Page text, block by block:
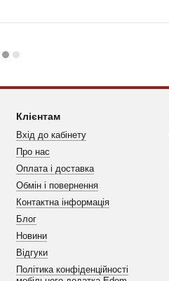
Клієнтам
Вхід до кабінету
Про нас
Оплата і доставка
Обмін і повернення
Контактна інформація
Блог
Новини
Відгуки
Політика конфіденційності